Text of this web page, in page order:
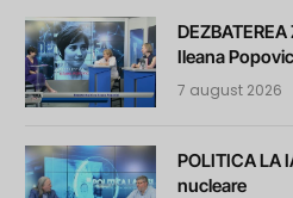
Ileana
7 august 2026
POLITICA LA
nucleare